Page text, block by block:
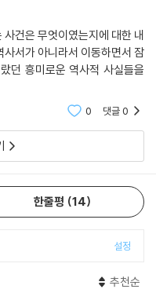
체코슬로바키아의 벨벳혁명
는가? 베를린 장벽 붕괴는 독
엄청난 사건으로 동유럽 전
지고 얼마 지나지 않아 당시 공
도 민주주의 하자’고 거리로
!”
나의 독립된 사건이 아니라 서
삶에 큰 영향을 미치는 일들임
서 살아간 이야기를 통해 지금
을 되새길 수 있다. 오늘을 살
통찰로써 얻을 수 있다는 말
건은 무엇이였는지에 대한 내
서가 아니라서 이동하면서 잠
던 흥미로운 역사적 사실들을
0 댓글0
한줄평 14
설정
추천순